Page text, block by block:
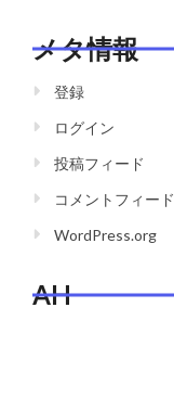
メタ情報
登録
ログイン
投稿フィード
コメントフィード
WordPress.org
AH